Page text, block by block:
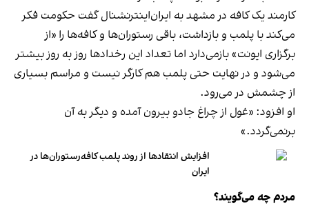
کارمند یک کافه در مشهد به ایران‌اینترنشنال گفت حکومت فکر
می‌کند با پلمب و بازداشت، باقی رستوران‌ها و کافه‌ها را «از
برگزاری ایونت» بازمی‌دارد اما تعداد این رخدادها روز به روز بیشتر
می‌شود و در نهایت حتی پلمب هم کارگر نیست و مراسم بسیاری
از چشمش در می‌رود.
او افزود: «غول از چراغ جادو بیرون آمده و دیگر به آن
برنمی‎‌گردد.»
افزایش انتقادها از روند پلمب کافه‌رستوران‌ها در
ایران
مردم چه می‌گویند؟